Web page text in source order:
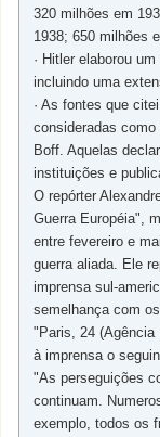
320 milhões em
1938; 650 milhões
· Hitler elaborou
incluindo uma
· As fontes que
consideradas
Boff. Aquelas
instituições e
O repórter
Guerra Européia",
entre fevereiro e
guerra aliada. Ele
imprensa sul-
semelhança com
"Paris, 24 (Agência
à imprensa o
"As perseguições
continuam.
exemplo, todos os